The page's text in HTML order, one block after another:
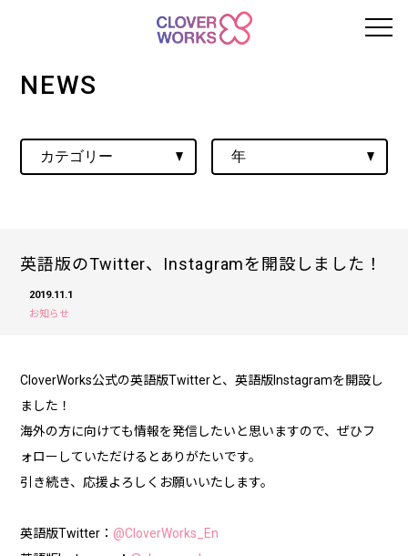
NEWS
英語版のTwitter、Instagramを開設しました！
2019.11.1
お知らせ
CloverWorks公式の英語版Twitterと、英語版Instagramを開設し
ました！
海外の方に向けても情報を発信したいと思いますので、ぜひフ
ォローしていただけるとありがたいです。
引き続き、応援よろしくお願いいたします。
英語版Twitter： @CloverWorks_En